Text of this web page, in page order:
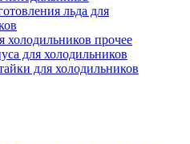
льда для
холодильников прочее
для холодильников
для холодильников